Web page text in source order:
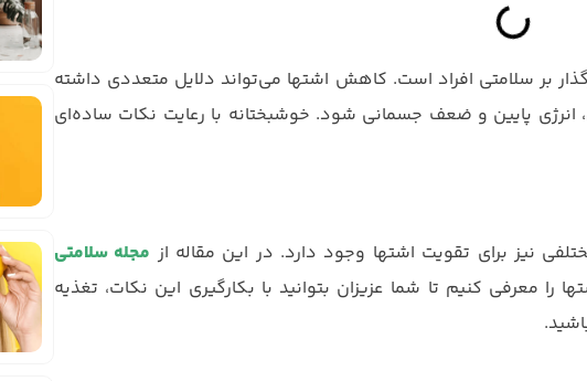
بر سلامتی افراد است. کاهش اشتها می‌تواند دلایل متعددی داشته
انرژی پایین و ضعف جسمانی شود. خوشبختانه با رعایت نکات ساده‌ای
نیز برای تقویت اشتها وجود دارد. در این مقاله از مجله سلامتی
اشتها را معرفی کنیم تا شما عزیزان بتوانید با بکارگیری این نکات، تغذیه